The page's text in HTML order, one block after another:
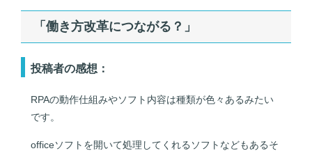
「働き方改革につながる？ 」
投稿者の感想：
RPAの動作仕組みやソフト内容は種類が色々あるみたい
です。
officeソフトを開いて処理してくれるソフトなどもあるそ